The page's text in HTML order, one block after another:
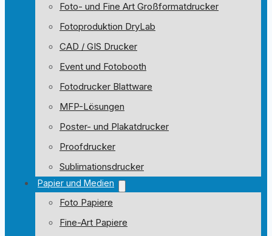
Foto- und Fine Art Großformatdrucker
Fotoproduktion DryLab
CAD / GIS Drucker
Event und Fotobooth
Fotodrucker Blattware
MFP-Lösungen
Poster- und Plakatdrucker
Proofdrucker
Sublimationsdrucker
Papier und Medien
Foto Papiere
Fine-Art Papiere